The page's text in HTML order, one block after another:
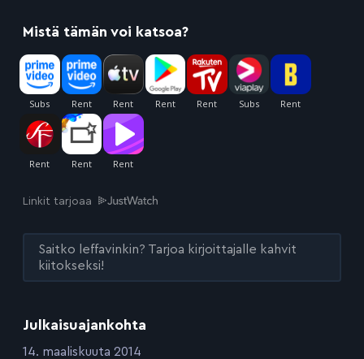
Julkaisuajankohta
:14. maaliskuuta 2014
Mistä tämän voi katsoa?
Linkit tarjoaa
Saitko leffavinkin? Tarjoa kirjoittajalle kahvit
kiitokseksi!